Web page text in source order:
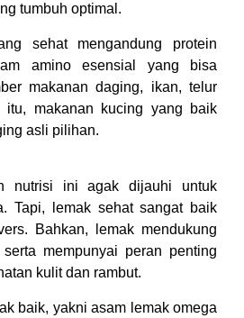
tumbuh optimal.
sehat mengandung protein
amino esensial yang bisa
makanan daging, ikan, telur
itu, makanan kucing yang baik
asli pilihan.
nutrisi ini agak dijauhi untuk
Tapi, lemak sehat sangat baik
Bahkan, lemak mendukung
mempunyai peran penting
kulit dan rambut.
baik, yakni asam lemak omega